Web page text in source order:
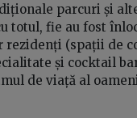
parcuri și
totul, fie au fost
rezidenți (spații de
și cocktail
de viață al